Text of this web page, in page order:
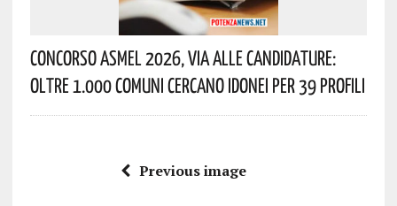
Concorso Asmel 2026, Via Alle Candidature:
Oltre 1.000 Comuni Cercano Idonei Per 39 Profili
Previous image